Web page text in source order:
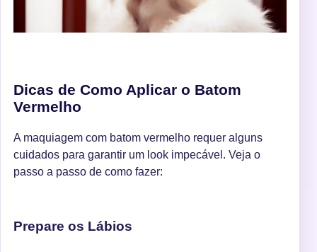
Dicas de Como Aplicar o Batom
Vermelho
A maquiagem com batom vermelho requer alguns
cuidados para garantir um look impecável. Veja o
passo a passo de como fazer:
Prepare os Lábios